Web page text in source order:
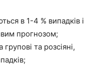
в 1-4 % випадків і
прогнозом;
та розсіяні,